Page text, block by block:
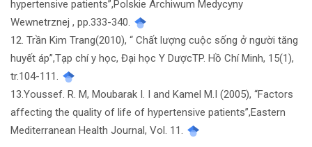
hypertensive patients”,Polskie Archiwum Medycyny
Wewnetrznej , pp.333-340.
12. Trần Kim Trang(2010), “ Chất lượng cuộc sống ở người tăng
huyết áp”,Tạp chí y học, Đại học Y DượcTP. Hồ Chí Minh, 15(1),
tr.104-111.
13.Youssef. R. M, Moubarak I. I and Kamel M.I (2005), “Factors
affecting the quality of life of hypertensive patients”,Eastern
Mediterranean Health Journal, Vol. 11.